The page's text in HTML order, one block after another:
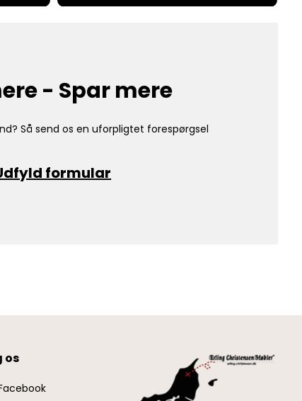
- Spar mere
Så send os en uforpligtet forespørgsel
formular
os